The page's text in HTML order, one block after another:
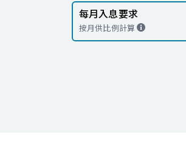
每月入息要求
按月供比例計算